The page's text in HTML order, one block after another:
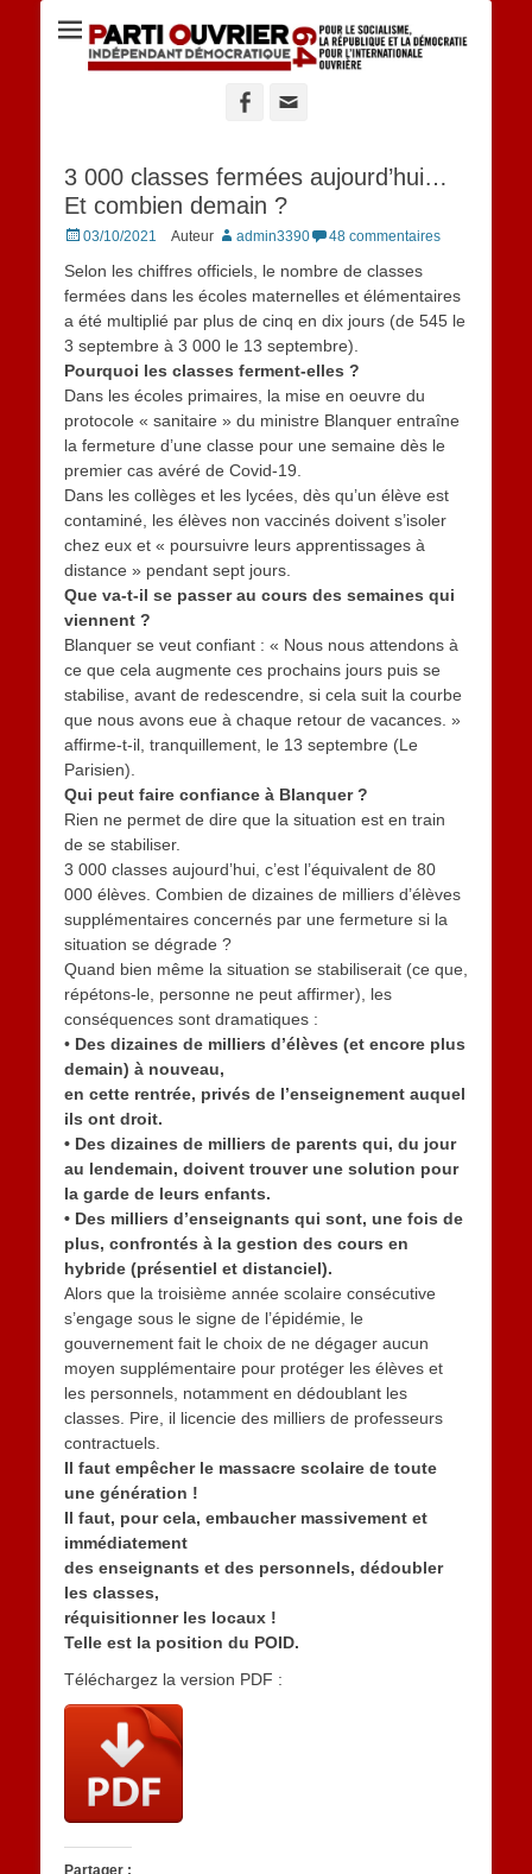
Site du POID 64
Facebook
3 000 classes fermées aujourd’hui…
Et combien demain ?
Posted
03/10/2021 Auteur admin3390 48 commentaires
Selon les chiffres officiels, le nombre de classes
fermées dans les écoles maternelles et élémentaires
a été multiplié par plus de cinq en dix jours (de 545 le
3 septembre à 3 000 le 13 septembre).
Pourquoi les classes ferment-elles ?
Dans les écoles primaires, la mise en oeuvre du
protocole « sanitaire » du ministre Blanquer entraîne
la fermeture d’une classe pour une semaine dès le
premier cas avéré de Covid-19.
Dans les collèges et les lycées, dès qu’un élève est
contaminé, les élèves non vaccinés doivent s’isoler
chez eux et « poursuivre leurs apprentissages à
distance » pendant sept jours.
Que va-t-il se passer au cours des semaines qui
viennent ?
Blanquer se veut confiant : « Nous nous attendons à
ce que cela augmente ces prochains jours puis se
stabilise, avant de redescendre, si cela suit la courbe
que nous avons eue à chaque retour de vacances. »
affirme-t-il, tranquillement, le 13 septembre (Le
Parisien).
Qui peut faire confiance à Blanquer ?
Rien ne permet de dire que la situation est en train
de se stabiliser.
3 000 classes aujourd’hui, c’est l’équivalent de 80
000 élèves. Combien de dizaines de milliers d’élèves
supplémentaires concernés par une fermeture si la
situation se dégrade ?
Quand bien même la situation se stabiliserait (ce que,
répétons-le, personne ne peut affirmer), les
conséquences sont dramatiques :
• Des dizaines de milliers d’élèves (et encore plus
demain) à nouveau,
en cette rentrée, privés de l’enseignement auquel
ils ont droit.
• Des dizaines de milliers de parents qui, du jour
au lendemain, doivent trouver une solution pour
la garde de leurs enfants.
• Des milliers d’enseignants qui sont, une fois de
plus, confrontés à la gestion des cours en
hybride (présentiel et distanciel).
Alors que la troisième année scolaire consécutive
s’engage sous le signe de l’épidémie, le
gouvernement fait le choix de ne dégager aucun
moyen supplémentaire pour protéger les élèves et
les personnels, notamment en dédoublant les
classes. Pire, il licencie des milliers de professeurs
contractuels.
Il faut empêcher le massacre scolaire de toute
une génération !
Il faut, pour cela, embaucher massivement et
immédiatement
des enseignants et des personnels, dédoubler
les classes,
réquisitionner les locaux !
Telle est la position du POID.
Téléchargez la version PDF :